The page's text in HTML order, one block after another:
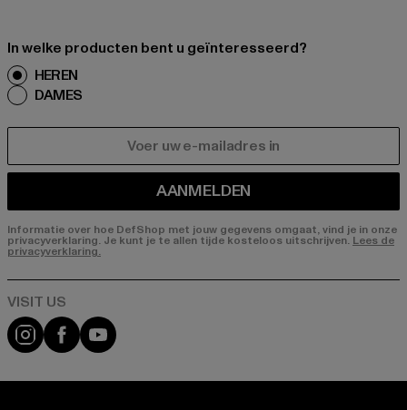
In welke producten bent u geïnteresseerd?
HEREN
DAMES
AANMELDEN
Informatie over hoe DefShop met jouw gegevens omgaat, vind je in onze
privacyverklaring. Je kunt je te allen tijde kosteloos uitschrijven. Lees de
privacyverklaring.
Visit our Instagram page:
Visit our Facebook page:
Visit our YouTube channel: